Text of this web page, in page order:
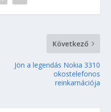
Következő
Jön a legendás Nokia 3310
okostelefonos
reinkarnációja